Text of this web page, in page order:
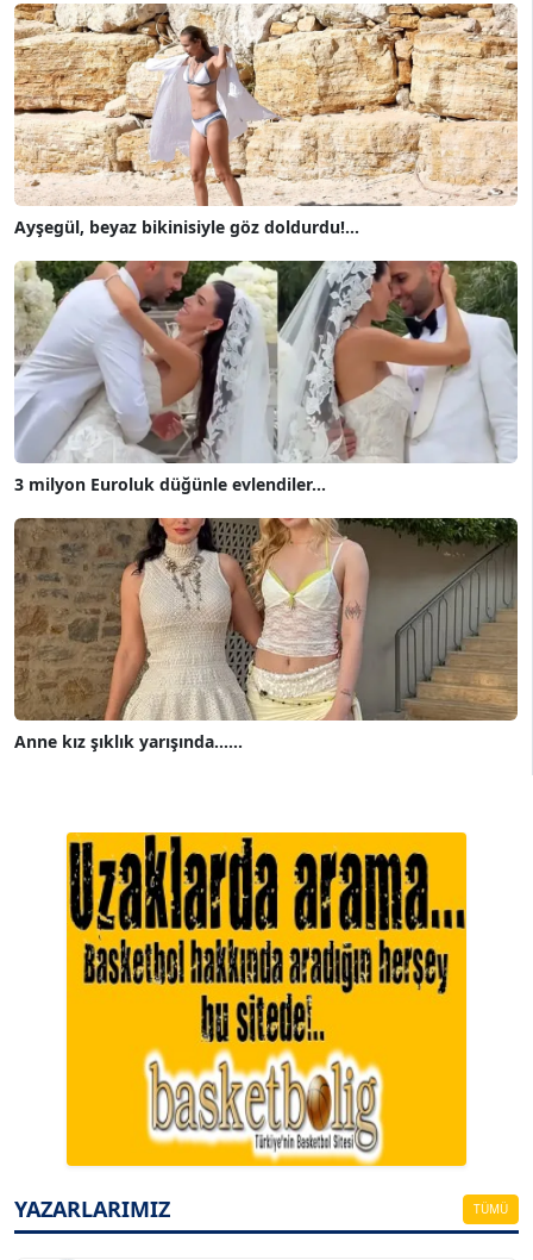
Ayşegül, beyaz bikinisiyle göz doldurdu!...
3 milyon Euroluk düğünle evlendiler...
Anne kız şıklık yarışında......
YAZARLARIMIZ TÜMÜ
A. BAHRİ VRESKALA
Köşe Yazarı
ESAT ERÇETİNGÖZ